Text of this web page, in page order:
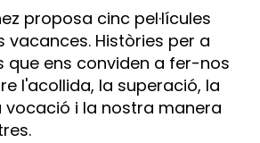
proposa cinc pel·lícules
vacances. Històries per a
que ens conviden a fer-nos
l'acollida, la superació, la
vocació i la nostra manera